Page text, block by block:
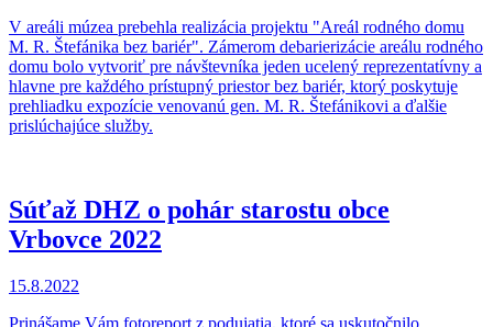
V areáli múzea prebehla realizácia projektu "Areál rodného domu
M. R. Štefánika bez bariér". Zámerom debarierizácie areálu rodného
domu bolo vytvoriť pre návštevníka jeden ucelený reprezentatívny a
hlavne pre každého prístupný priestor bez bariér, ktorý poskytuje
prehliadku expozície venovanú gen. M. R. Štefánikovi a ďalšie
prislúchajúce služby.
Súťaž DHZ o pohár starostu obce
Vrbovce 2022
15.8.2022
Prinášame Vám fotoreport z podujatia, ktoré sa uskutočnilo